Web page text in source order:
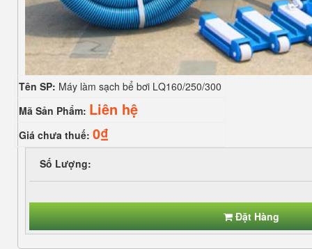
Tên SP: Máy làm sạch bể bơi LQ160/250/300
Mã Sản Phẩm: Liên hệ
Giá chưa thuế: 0₫
Số Lượng:
Đặt Hàng